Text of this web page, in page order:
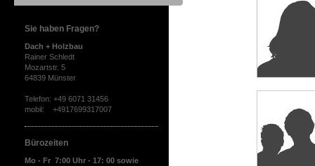
Sie haben Fragen?
Dach + Holzbau
Rainer Schledt
Mozartstr. 5
64839 Münster
Telefon: +49 6071 31456
mobil: +4917699317007
Bürozeiten
Mo - Fr 7:00 Uhr - 17: 00 sowie